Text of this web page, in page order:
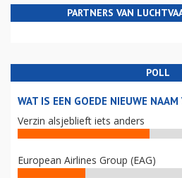
PARTNERS VAN
POLL
WAT IS EEN GOEDE NIEUWE
Verzin alsjeblieft iets anders
European Airlines Group (EAG)